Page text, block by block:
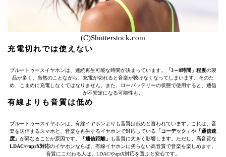
(C)Shutterstock.com
充電切れでは使えない
ブルートゥースイヤホンは、連続再生可能な時間が決まっています。 「3～8時間」程度の製
品が多く、当然のことながら、充電が切れると音楽が聴けなくなってしまいます。そのた
め、こまめに充電しなくてはなりません。また、ローバッテリーの状態で使用すると、通信
が不安定になる可能性も。
有線よりも音質は低め
ブルートゥースイヤホンは、有線イヤホンよりも音質は低めと言われています。これは、音
楽を送信するスマホと、音楽を再生するイヤホンで対応している 「コーデック」 や 「通信速
度」 が異なることが原因です。 「通信距離」
も音質に大きく影響します。ただし、高音質な
LDACやaprX対応のイヤホンならば、有線イヤホンに劣らない高音質で音楽を楽しめます。
音質にこだわる人は、LDACやaprX対応を選ぶと安心です。